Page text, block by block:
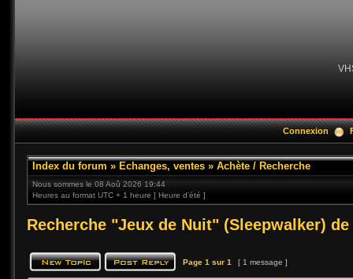
Connexion
Index du forum » Echanges, ventes » Achète / Recherche
Nous sommes le 08 Aoû 2026 19:44
Heures au format UTC + 1 heure [ Heure d’été ]
Recherche "Jeux de Nuit" (Sleepwalker)
Page 1 sur 1 [ 1 message ]